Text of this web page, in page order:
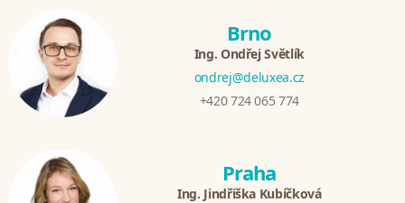
Brno
Ing. Ondřej Světlík
ondrej@deluxea.cz
+420 724 065 774
Praha
Ing. Jindřiška Kubíčková